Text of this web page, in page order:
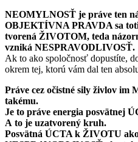
NEOMYLNOSŤ je práve ten
OBJEKTÍVNA PRAVDA sa
tvorená ŽIVOTOM, teda
vzniká NESPRAVODLIVOSŤ.
Ak to ako spoločnosť dopustíte,
okrem tej, ktorú vám dal ten
Práve cez očistné sily živlov
takému.
Je to práve energia posvätnej
A to je uzatvorený kruh.
Posvätná ÚCTA k ŽIVOTU